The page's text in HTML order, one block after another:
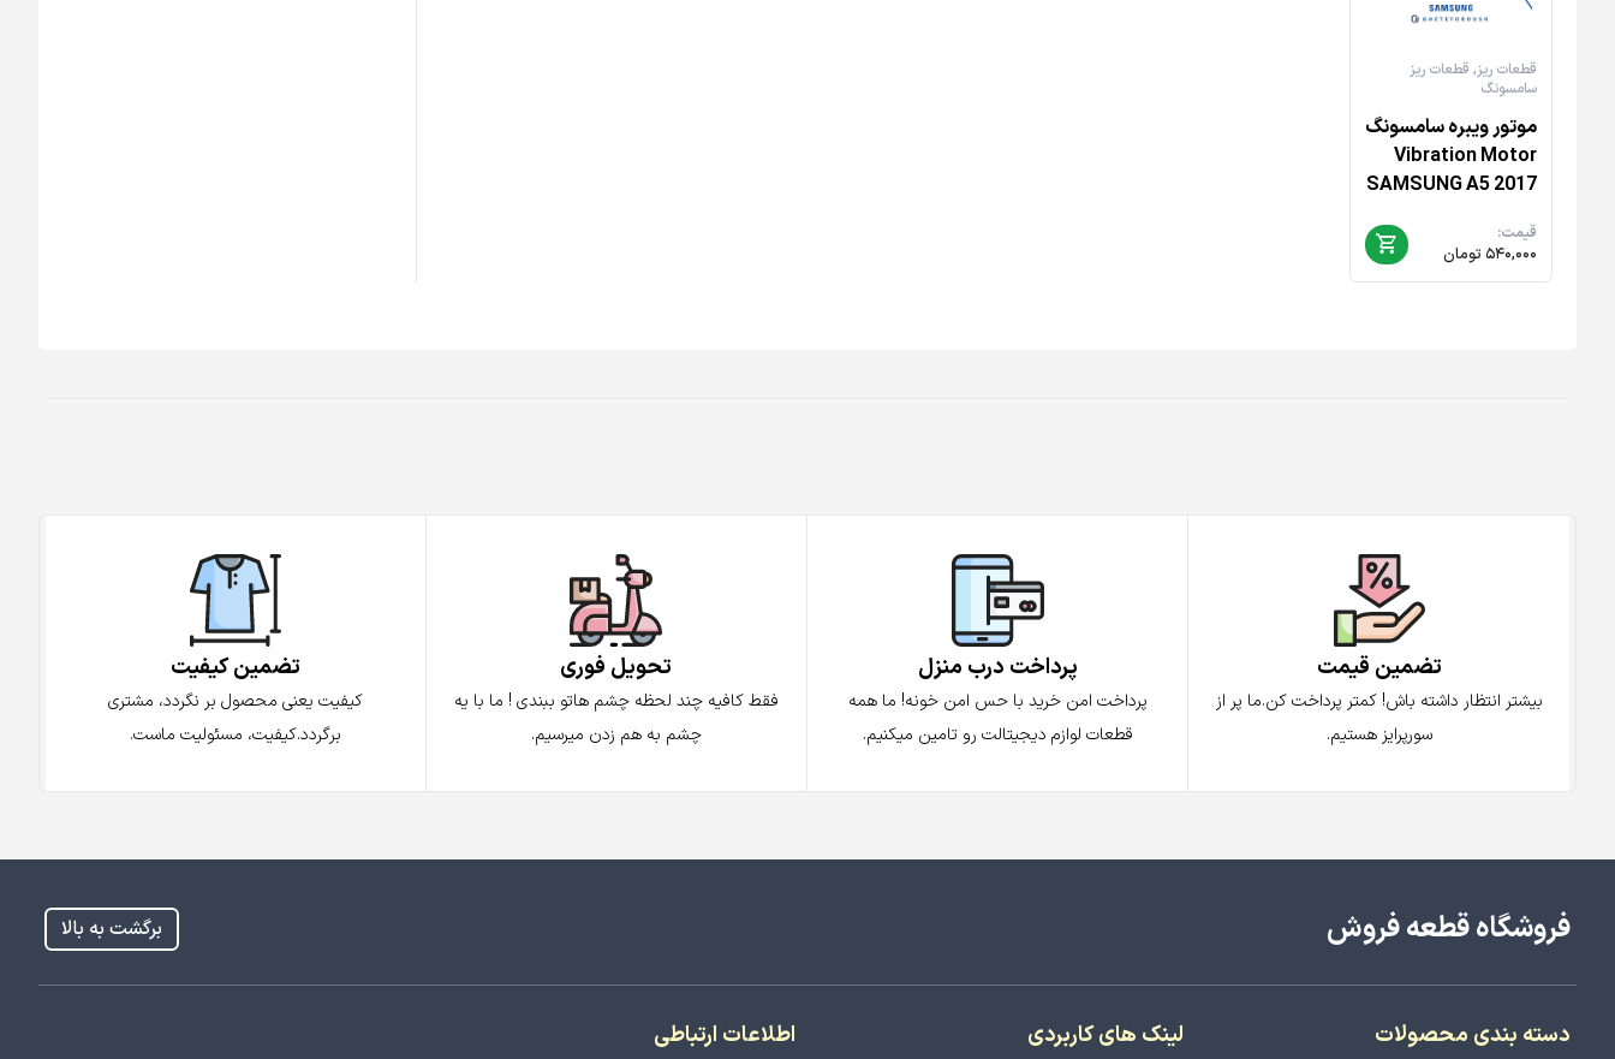
قطعات ریز, قطعات ریز
سامسونگ
موتور ویبره سامسونگ
Vibration Motor
SAMSUNG A5 2017
قیمت:
۵۴۰,۰۰۰ تومان
تضمین قیمت
بیشتر انتظار داشته باش! کمتر پرداخت کن.ما پر از
سورپرایز هستیم.
پرداخت درب منزل
پرداخت امن خرید با حس امن خونه! ما همه
قطعات لوازم دیجیتالت رو تامین میکنیم.
تحویل فوری
فقط کافیه چند لحظه چشم هاتو ببندی ! ما با یه
چشم به هم زدن میرسیم.
تضمین کیفیت
کیفیت یعنی محصول بر نگردد، مشتری
برگردد.کیفیت، مسئولیت ماست.
فروشگاه قطعه فروش برگشت به بالا
دسته بندی محصولات لینک های کاربردی اطلاعات ارتباطی